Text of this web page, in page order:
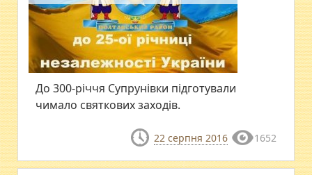
До 300-річчя Супрунівки підготували
чимало святкових заходів.
22 серпня 2016 1652